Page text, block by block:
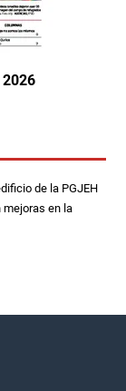
de la PGJEH
mejoras en la